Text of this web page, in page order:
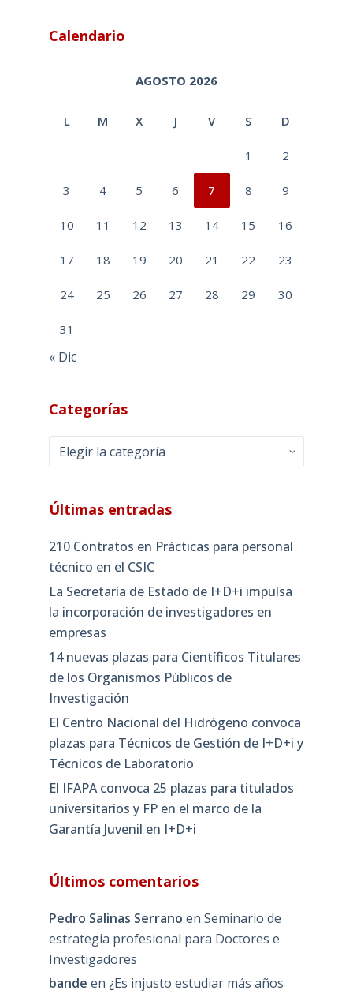
Calendario
AGOSTO 2026
L M X J V S D
1 2
3 4 5 6 7 8 9
10 11 12 13 14 15 16
17 18 19 20 21 22 23
24 25 26 27 28 29 30
31
« Dic
Categorías
Categorías
Últimas entradas
210 Contratos en Prácticas para personal
técnico en el CSIC
La Secretaría de Estado de I+D+i impulsa
la incorporación de investigadores en
empresas
14 nuevas plazas para Científicos Titulares
de los Organismos Públicos de
Investigación
El Centro Nacional del Hidrógeno convoca
plazas para Técnicos de Gestión de I+D+i y
Técnicos de Laboratorio
El IFAPA convoca 25 plazas para titulados
universitarios y FP en el marco de la
Garantía Juvenil en I+D+i
Últimos comentarios
Pedro Salinas Serrano en Seminario de
estrategia profesional para Doctores e
Investigadores
bande en ¿Es injusto estudiar más años